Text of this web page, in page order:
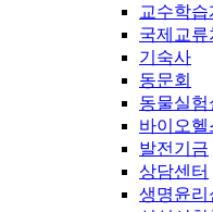
교수학습
국제교류
기숙사
동문회
동물실험
바이오
발전기금
상담센터
생명윤리